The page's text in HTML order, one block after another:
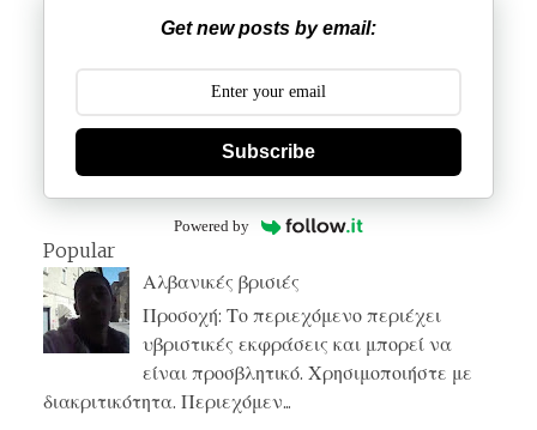
Get new posts by email:
Subscribe
Powered by
Popular
Αλβανικές βρισιές
Προσοχή: Το περιεχόμενο περιέχει
υβριστικές εκφράσεις και μπορεί να
είναι προσβλητικό. Χρησιμοποιήστε με
διακριτικότητα. Περιεχόμεν...